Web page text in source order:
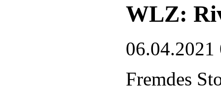
WLZ:
06.04.2021
Fremdes